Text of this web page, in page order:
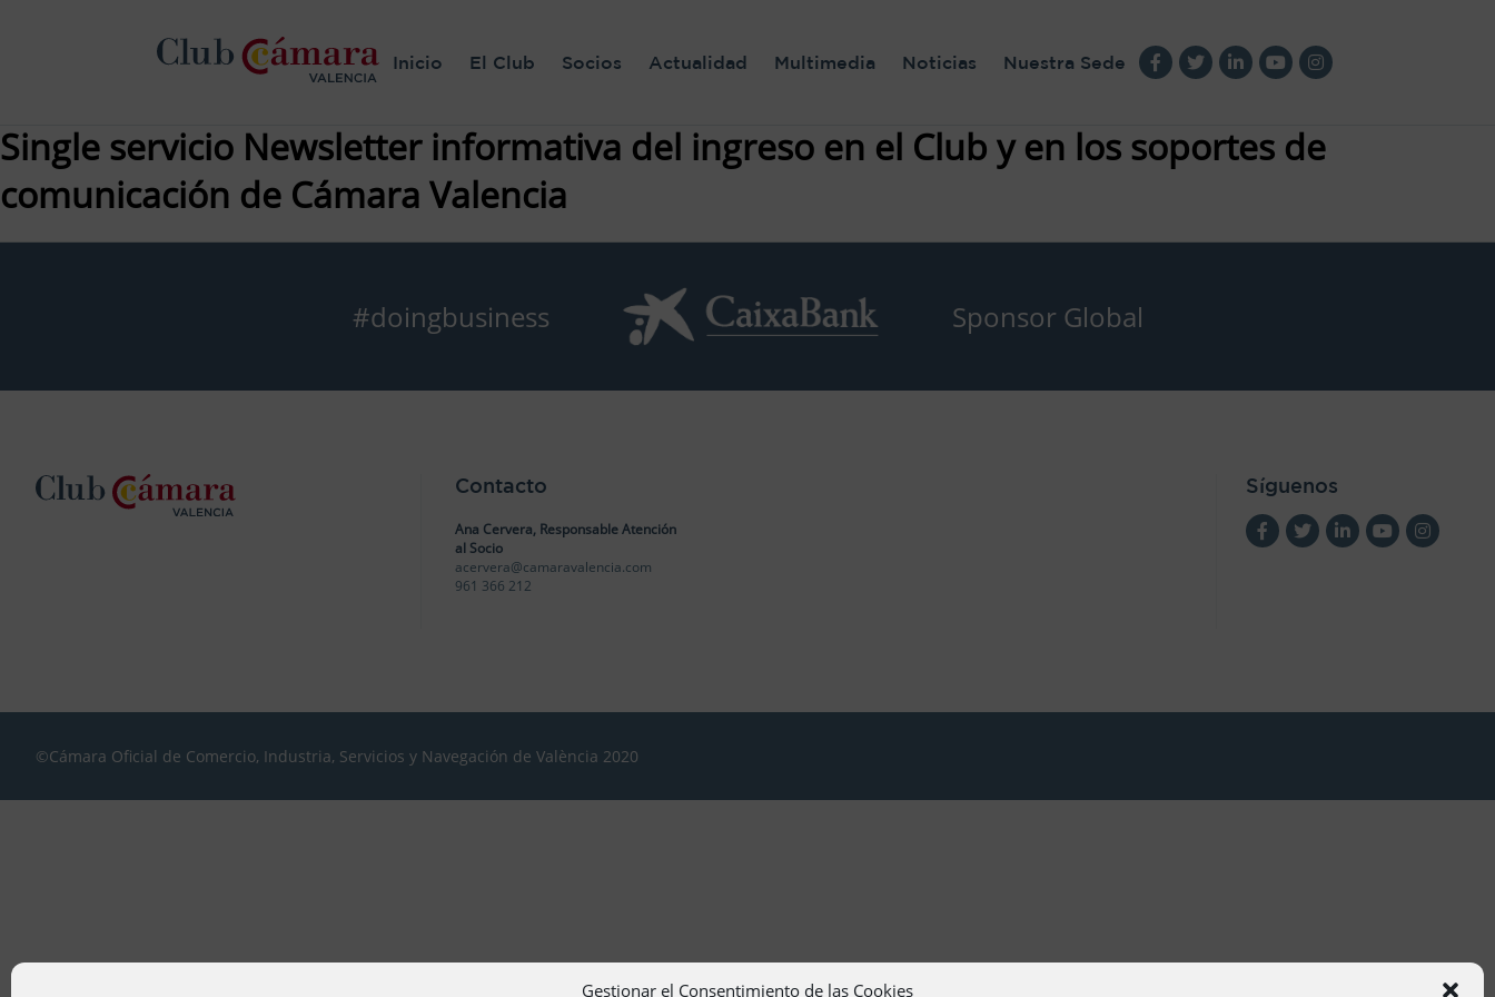
Gestionar el Consentimiento de las Cookies
Inicio El Club Socios Actualidad Multimedia Noticias Nuestra Sede
Single servicio Newsletter informativa del ingreso en el Club y en los soportes de
comunicación de Cámara Valencia
#doingbusiness Sponsor Global
Contacto
Ana Cervera, Responsable Atención
al Socio
acervera@camaravalencia.com
961 366 212
Síguenos
©Cámara Oficial de Comercio, Industria, Servicios y Navegación de València 2020